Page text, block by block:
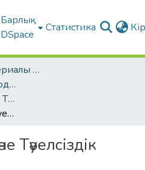
Барлық
DSpace
Статистика
Сборники и материалы конференций
Материалы международных научно-практических конференций
«Алаш тағылымы және Тәуелсіздік»
Алаш мұраты және Тәуелсіздік
Тәуелсіздік